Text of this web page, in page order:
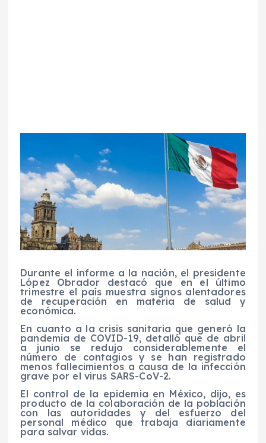
Durante el informe a la nación, el presidente
López Obrador destacó que en el último
trimestre el país muestra signos alentadores
de recuperación en materia de salud y
económica.
En cuanto a la crisis sanitaria que generó la
pandemia de COVID-19, detalló que de abril
a junio se redujo considerablemente el
número de contagios y se han registrado
menos fallecimientos a causa de la infección
grave por el virus SARS-CoV-2.
El control de la epidemia en México, dijo, es
producto de la colaboración de la población
con las autoridades y del esfuerzo del
personal médico que trabaja diariamente
para salvar vidas.